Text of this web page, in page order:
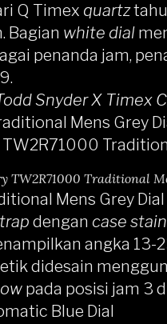
Q Timex quartz
Bagian white dial
penanda jam,
Snyder X Timex
Mens Grey
TW2R71000 Traditional
Mens Grey Dial
dengan case
angka 13-
didesain
pada posisi jam 3
Blue Dial